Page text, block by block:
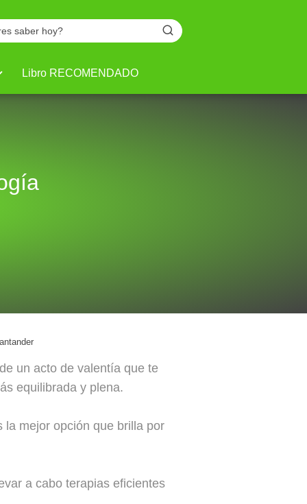
Libro RECOMENDADO
un acto de valentía que te
equilibrada y plena.
la mejor opción que brilla por
a cabo terapias eficientes